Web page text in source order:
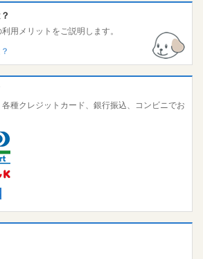
用メリットをご説明します。
種クレジットカード、銀行振込、コンビニでお